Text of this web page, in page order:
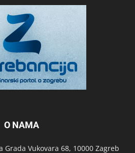
O NAMA
Grada Vukovara 68, 10000 Zagreb